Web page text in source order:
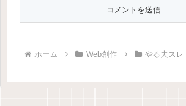
ホーム Web創作 やる夫スレ